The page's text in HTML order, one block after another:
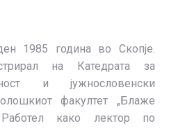
1985 година во Скопје.
на Катедрата за
и јужнословенски
факултет „Блаже
како лектор по